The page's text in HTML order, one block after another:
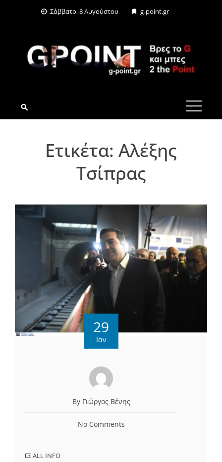
Σάββατο, 8 Αυγούστου g-point.gr
G-POINT.GR
Ετικέτα: Αλέξης
Τσίπρας
29
Ιαν
By Γιώργος Βένης
No Comments
ALL INFO